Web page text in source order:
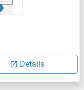
Details